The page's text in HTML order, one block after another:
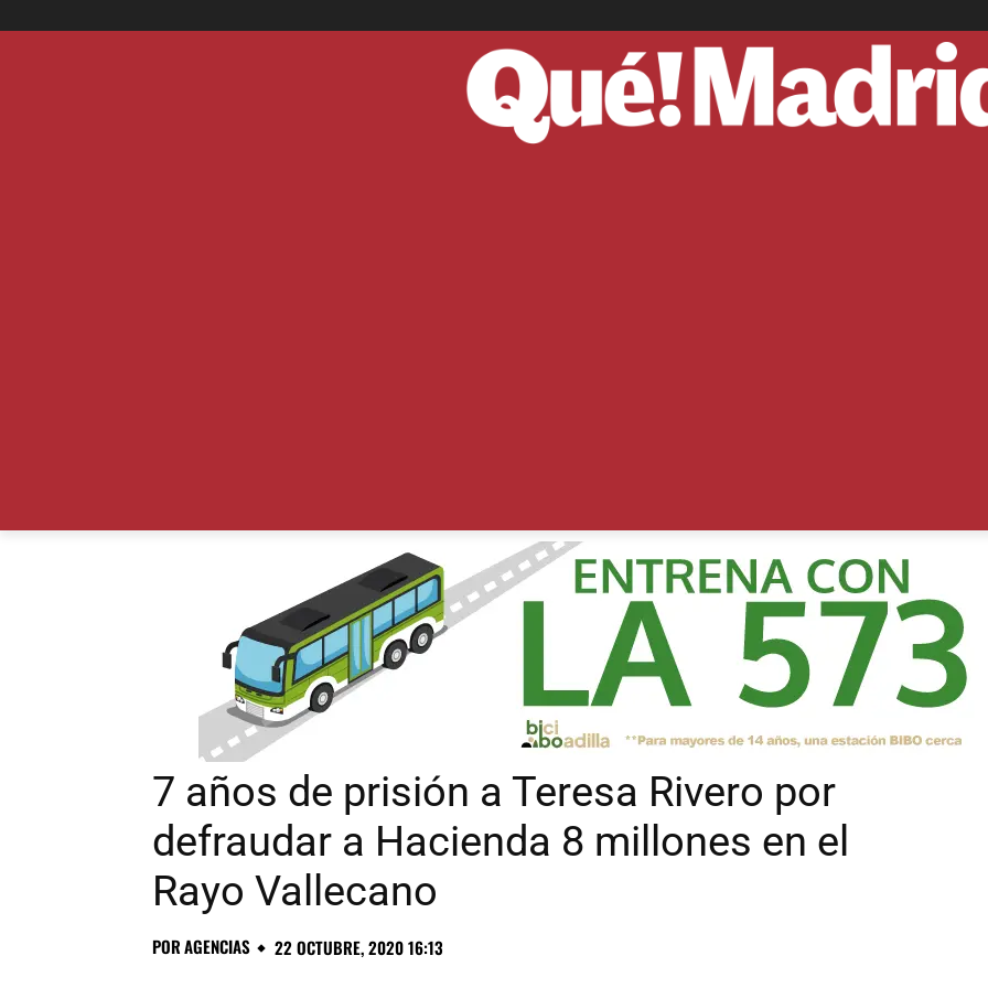
7 años de prisión a Teresa Rivero por
defraudar a Hacienda 8 millones en el
Rayo Vallecano
PORAGENCIAS 22 OCTUBRE, 2020 16:13